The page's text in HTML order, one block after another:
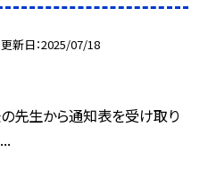
更新日 2025/07/18
先生から通知表を受け取り